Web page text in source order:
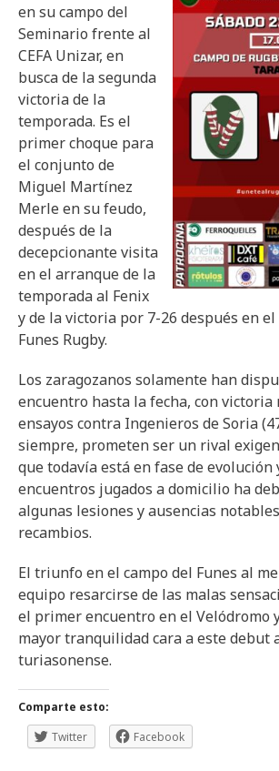
en su campo del
Seminario frente al
CEFA Unizar, en
busca de la segunda
victoria de la
temporada. Es el
primer choque para
el conjunto de
Miguel Martínez
Merle en su feudo,
después de la
decepcionante visita
en el arranque de la
temporada al Fenix
y de la victoria por 7-26 después en el
Funes Rugby.
Los zaragozanos solamente han
encuentro hasta la fecha, con
ensayos contra Ingenieros de Soria
siempre, prometen ser un rival
que todavía está en fase de evolución
encuentros jugados a domicilio ha
algunas lesiones y ausencias
recambios.
El triunfo en el campo del Funes al
equipo resarcirse de las malas
el primer encuentro en el Velódromo
mayor tranquilidad cara a este debut
turiasonense.
Comparte esto:
Twitter
Facebook